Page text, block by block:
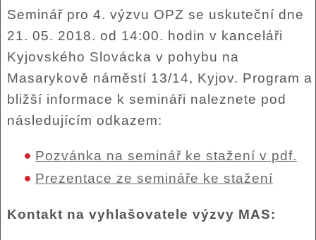
Seminář pro 4. výzvu OPZ se uskuteční dne
21. 05. 2018. od 14:00. hodin v kanceláři
Kyjovského Slovácka v pohybu na
Masarykově náměstí 13/14, Kyjov. Program a
bližší informace k semináři naleznete pod
následujícím odkazem:
Pozvánka na seminář ke stažení v pdf.
Prezentace ze semináře ke stažení
Kontakt na vyhlašovatele výzvy MAS: